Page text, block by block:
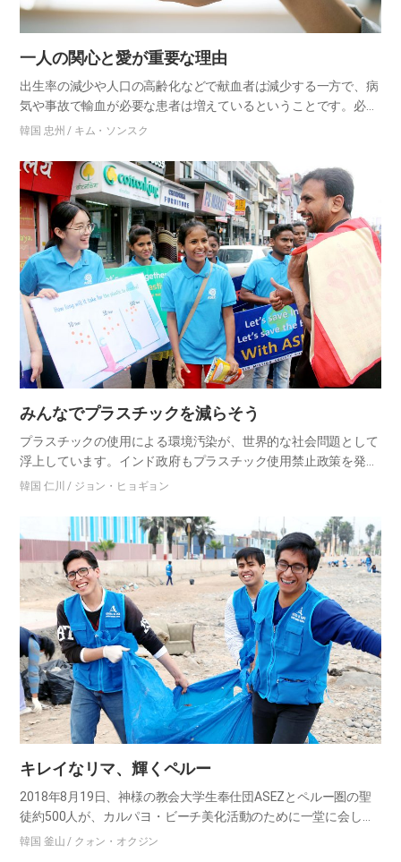
一人の関心と愛が重要な理由
出生率の減少や人口の高齢化などで献血者は減少する一方で、病
気や事故で輸血が必要な患者は増えているということです。必死
に輸血を待つ人々に小さな助けになることを願い、献血に参加す
私の兄弟…
韓国 忠州 / キム・ソンスク
みんなでプラスチックを減らそう
プラスチックの使用による環境汚染が、世界的な社会問題として
浮上しています。インド政府もプラスチック使用禁止政策を発表
するなど、プラスチック削減に積極的に取り組んでいます。その
ちと韓国…
韓国 仁川 / ジョン・ヒョギョン
キレイなリマ、輝くペルー
2018年8月19日、神様の教会大学生奉仕団ASEZとペルー圏の聖
徒約500人が、カルパヨ・ビーチ美化活動のために一堂に会しま
した。ペルーの特別州カヤオにあるカルパヨ・ビーチは、たくさ
韓国 釜山 / クォン・オクジン